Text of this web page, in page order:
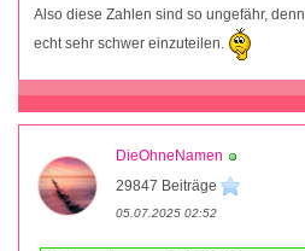
Also diese Zahlen sind so ungefähr,
echt sehr schwer einzuteilen.
DieOhneNamen
29847 Beiträge
05.07.2025 02:52